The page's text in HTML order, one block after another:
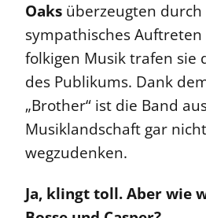
Oaks überzeugten
sympathisches
folkigen Musik trafen sie
des Publikums. Dank
„Brother“ ist die Band
Musiklandschaft gar
wegzudenken.
Ja, klingt toll. Aber wie